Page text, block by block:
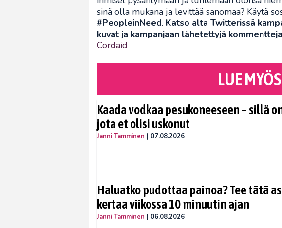
sinä olla mukana ja levittää sanomaa? Käytä
#PeopleinNeed. Katso alta Twitterissä
kuvat ja kampanjaan lähetettyjä
Cordaid
LUE
Kaada vodkaa pesukoneeseen – sillä
jota et olisi uskonut
Janni Tamminen | 07.08.2026
Haluatko pudottaa painoa? Tee tätä
kertaa viikossa 10 minuutin ajan
Janni Tamminen | 06.08.2026